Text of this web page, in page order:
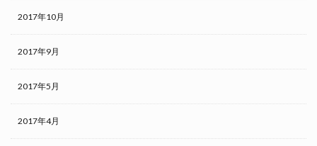
2017年10月
2017年9月
2017年5月
2017年4月